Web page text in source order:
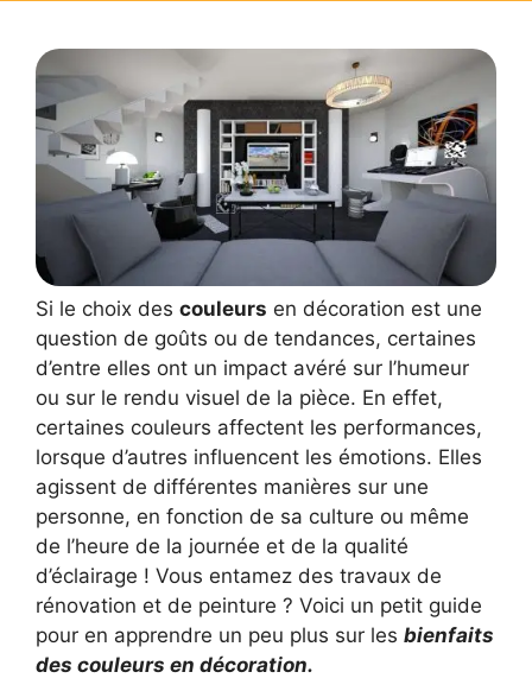
Si le choix des couleurs en décoration est une
question de goûts ou de tendances, certaines
d’entre elles ont un impact avéré sur l’humeur
ou sur le rendu visuel de la pièce. En effet,
certaines couleurs affectent les performances,
lorsque d’autres influencent les émotions. Elles
agissent de différentes manières sur une
personne, en fonction de sa culture ou même
de l’heure de la journée et de la qualité
d’éclairage ! Vous entamez des travaux de
rénovation et de peinture ? Voici un petit guide
pour en apprendre un peu plus sur les bienfaits
des couleurs en décoration.